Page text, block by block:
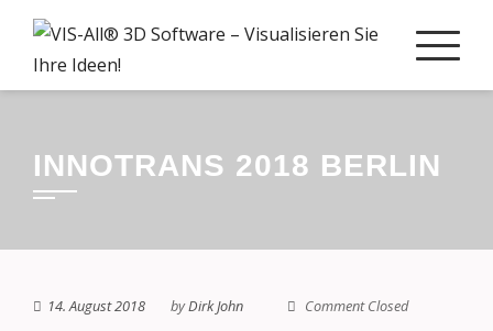
INNOTRANS 2018 BERLIN
14. August 2018 byDirk John Comment Closed